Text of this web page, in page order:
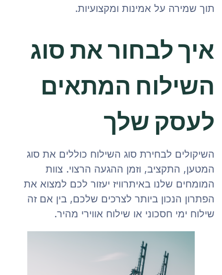
תוך שמירה על אמינות ומקצועיות.
איך לבחור את סוג
השילוח המתאים
לעסק שלך
השיקולים לבחירת סוג השילוח כוללים את סוג
המטען, התקציב, וזמן ההגעה הרצוי. צוות
המומחים שלנו באיתרוויז יעזור לכם למצוא את
הפתרון הנכון ביותר לצרכים שלכם, בין אם זה
שילוח ימי חסכוני או שילוח אווירי מהיר.